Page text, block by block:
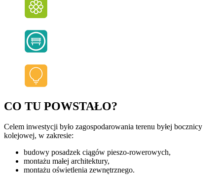
CO TU POWSTAŁO?
Celem inwestycji było zagospodarowania terenu byłej bocznicy
kolejowej, w zakresie:
budowy posadzek ciągów pieszo-rowerowych,
montażu małej architektury,
montażu oświetlenia zewnętrznego.